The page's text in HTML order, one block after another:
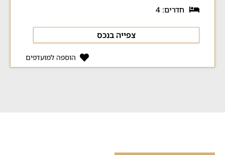
חדרים: 4
צפייה בנכס
הוספה למועדפים